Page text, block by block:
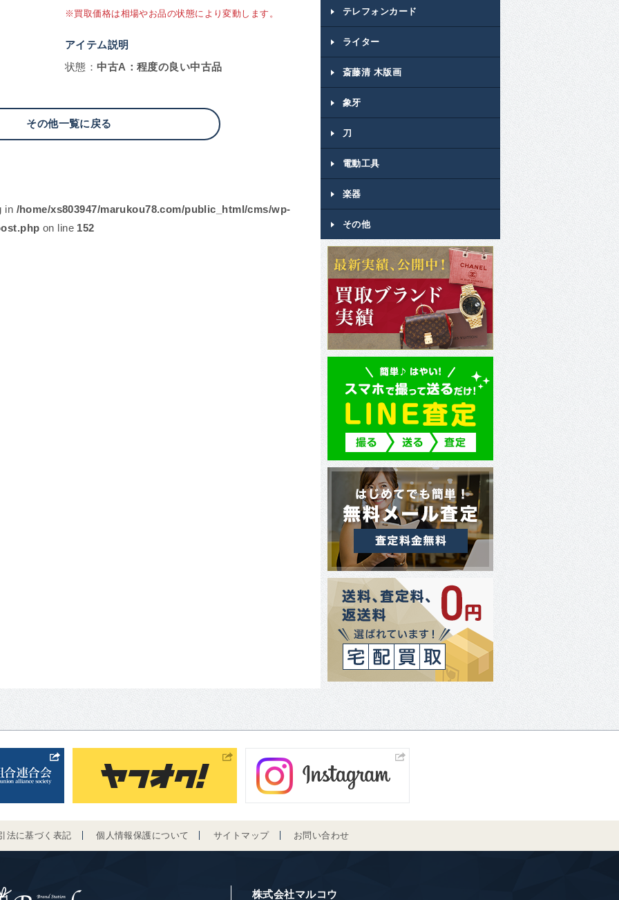
※買取価格は相場やお品の状態により変動します。
アイテム説明
状態：中古A：程度の良い中古品
その他一覧に戻る
in /home/xs803947/marukou78.com/public_html/cms/wp-
on line 152
テレフォンカード
ライター
斎藤清 木版画
象牙
刀
電動工具
楽器
その他
法に基づく表記 個人情報保護について サイトマップ お問い合わせ
株式会社マルコウ